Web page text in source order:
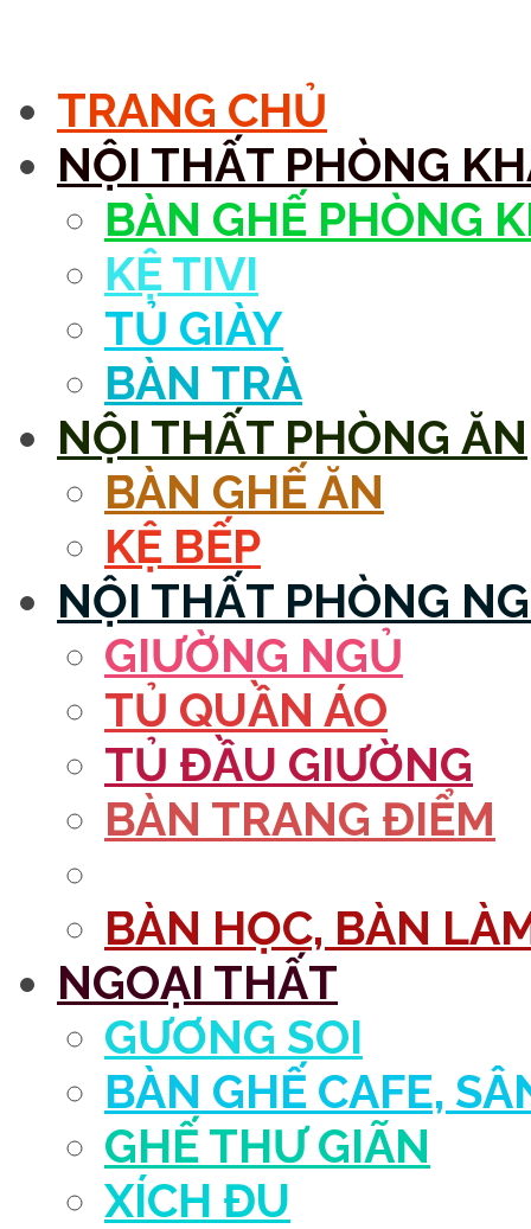
TRANG CHỦ
NỘI THẤT PHÒNG
BÀN GHẾ PHÒNG
KỆ TIVI
TỦ GIÀY
BÀN TRÀ
NỘI THẤT PHÒNG ĂN
BÀN GHẾ ĂN
KỆ BẾP
NỘI THẤT PHÒNG
GIƯỜNG NGỦ
TỦ QUẦN ÁO
TỦ ĐẦU GIƯỜNG
BÀN TRANG ĐIỂM
BÀN HỌC, BÀN
NGOẠI THẤT
GƯƠNG SOI
BÀN GHẾ CAFE,
GHẾ THƯ GIÃN
XÍCH ĐU